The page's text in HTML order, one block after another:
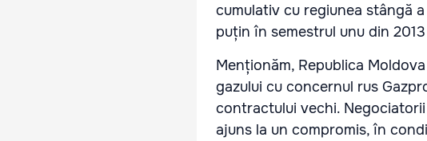
cumulativ cu regiunea stângă
puțin în semestrul unu din
Menționăm, Republica
gazului cu concernul rus
contractului vechi.
ajuns la un compromis, în